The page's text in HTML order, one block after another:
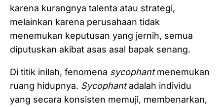
karena kurangnya talenta atau strategi,
melainkan karena perusahaan tidak
menemukan keputusan yang jernih, semua
diputuskan akibat asas asal bapak senang.
Di titik inilah, fenomena sycophantmenemukan
ruang hidupnya. Sycophantadalah individu
yang secara konsisten memuji, membenarkan,